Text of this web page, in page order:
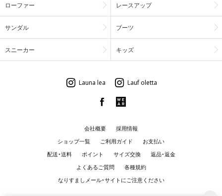
ローファー レースアップ
サンダル ブーツ
スニーカー キッズ
Launa lea Lauf oletta
会社概要
採用情報
ショップ一覧
ご利用ガイド
お支払い
配送・送料
ポイント サイズ交換
返品・返金
よくあるご質問
各種規約
なりすましメール・サイトにご注意ください